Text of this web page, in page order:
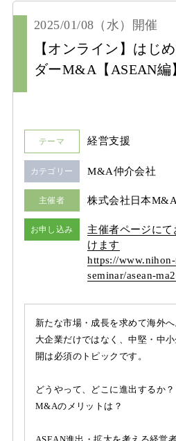
2025/01/08 （水） 開催
【オンライン】はじ
ダーM&A【ASEAN編
カテゴリー M&A仲介会社
テーマ 経営支援
主催者 株式会社日本
お申し込み
主催者ページに
けます
https://
seminar/asean-
新たな市場・成長を求めて海外へ
大企業だけではなく、中堅・中
開は必須のトピックです。
どうやって、どこに進出するか？
M&Aのメリットは？